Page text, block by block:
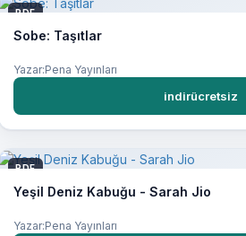
PDF
Sobe: Taşıtlar
Yazar:Pena Yayınları
indirücretsiz
PDF
Yeşil Deniz Kabuğu - Sarah Jio
Yazar:Pena Yayınları